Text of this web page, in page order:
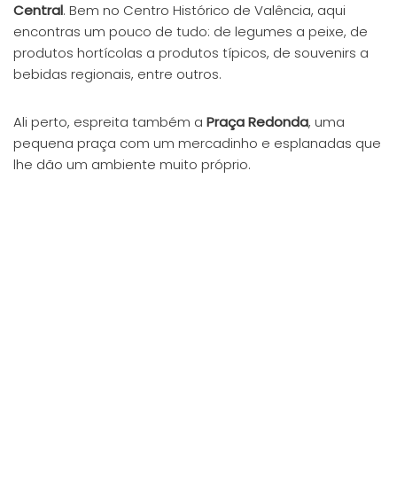
Central. Bem no Centro Histórico de Valência, aqui
encontras um pouco de tudo: de legumes a peixe, de
produtos hortícolas a produtos típicos, de souvenirs a
bebidas regionais, entre outros.
Ali perto, espreita também a Praça Redonda, uma
pequena praça com um mercadinho e esplanadas que
lhe dão um ambiente muito próprio.